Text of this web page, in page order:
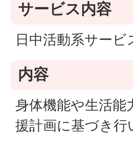
サービス内容
日中活動系サービ
内容
身体機能や生活能
援計画に基づき行